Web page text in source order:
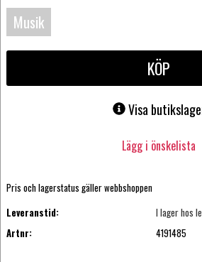
Musik
Blu-
KÖP
Visa
Lägg i önskelista
Pris och lagerstatus gäller webbshoppen
Leveranstid:
I lager hos
Artnr:
4191485